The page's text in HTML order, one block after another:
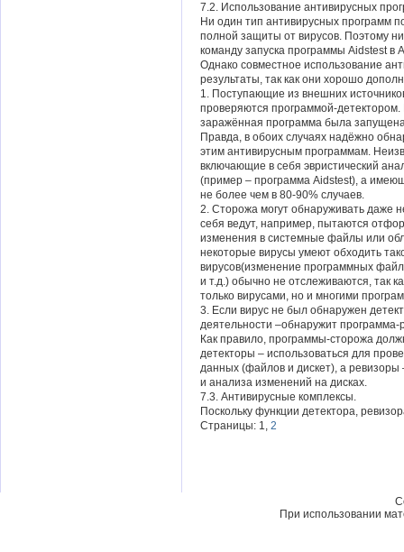
7.2. Использование антивирусных
Ни один тип антивирусных программ
полной защиты от вирусов. Поэтому
команду запуска программы Aidstest в
Однако совместное использование
результаты, так как они хорошо
1. Поступающие из внешних
проверяются программой-
заражённая программа была
Правда, в обоих случаях надёжно
этим антивирусным программам.
включающие в себя эвристический
(пример – программа Aidstest), а
не более чем в 80-90% случаев.
2. Сторожа могут обнаруживать даже
себя ведут, например, пытаются
изменения в системные файлы или
некоторые вирусы умеют обходить
вирусов(изменение программных
и т.д.) обычно не отслеживаются, так
только вирусами, но и многими
3. Если вирус не был обнаружен
деятельности –обнаружит программа-
Как правило, программы-сторожа
детекторы – использоваться для
данных (файлов и дискет), а ревизоры
и анализа изменений на дисках.
7.3. Антивирусные комплексы.
Поскольку функции детектора,
Страницы: 1, 2
При использовании